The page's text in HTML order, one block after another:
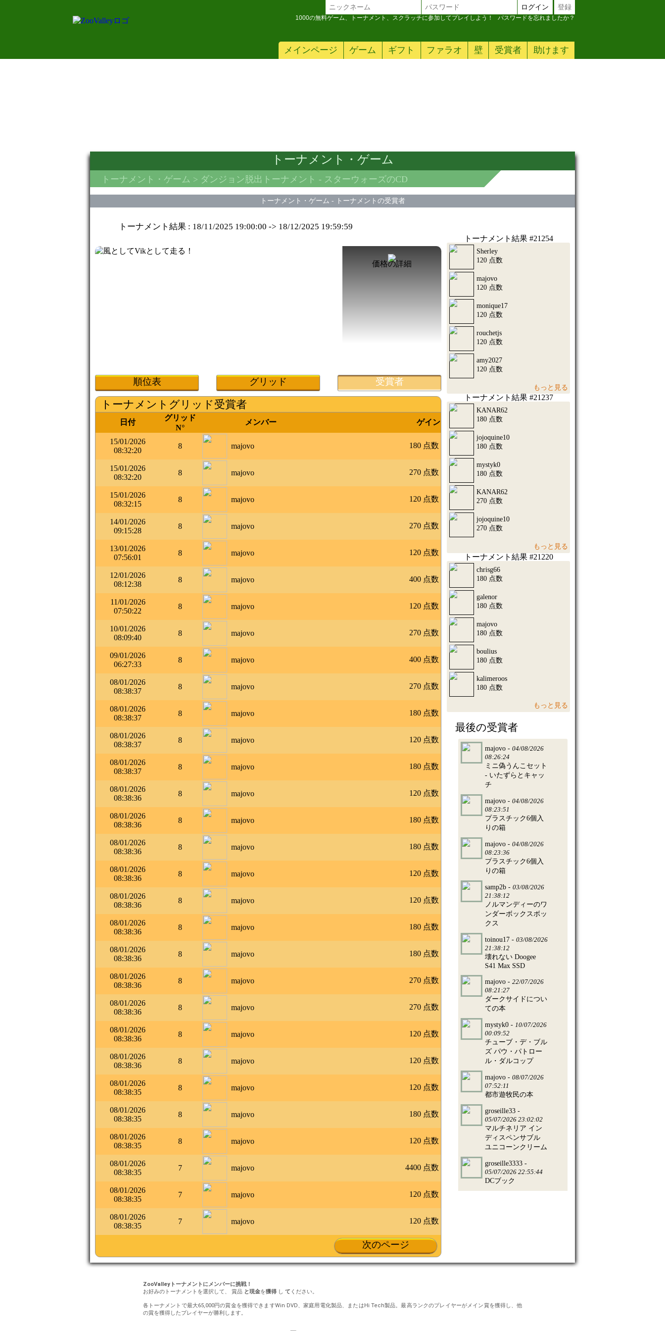
メインページ ゲーム ギフト ファラオ 壁 受賞者 助けます
ログイン 登録
1000の無料ゲーム、トーナメント、スクラッチに参加してプレイしよう！ パスワードを忘れましたか？
トーナメント・ゲーム
トーナメント・ゲーム > ダンジョン脱出トーナメント - スターウォーズのCD
トーナメント・ゲーム - トーナメントの受賞者
トーナメント結果 : 18/11/2025 19:00:00 -> 18/12/2025 19:59:59
価格の詳細
順位表 グリッド 受賞者
トーナメントグリッド受賞者
日付
グリッド
N°
メンバー ゲイン
15/01/2026
08:32:20
8 majovo 180 点数
15/01/2026
08:32:20
8 majovo 270 点数
15/01/2026
08:32:15
8 majovo 120 点数
14/01/2026
09:15:28
8 majovo 270 点数
13/01/2026
07:56:01
8 majovo 120 点数
12/01/2026
08:12:38
8 majovo 400 点数
11/01/2026
07:50:22
8 majovo 120 点数
10/01/2026
08:09:40
8 majovo 270 点数
09/01/2026
06:27:33
8 majovo 400 点数
08/01/2026
08:38:37
8 majovo 270 点数
08/01/2026
08:38:37
8 majovo 180 点数
08/01/2026
08:38:37
8 majovo 120 点数
08/01/2026
08:38:37
8 majovo 180 点数
08/01/2026
08:38:36
8 majovo 120 点数
08/01/2026
08:38:36
8 majovo 180 点数
08/01/2026
08:38:36
8 majovo 180 点数
08/01/2026
08:38:36
8 majovo 120 点数
08/01/2026
08:38:36
8 majovo 120 点数
08/01/2026
08:38:36
8 majovo 180 点数
08/01/2026
08:38:36
8 majovo 180 点数
08/01/2026
08:38:36
8 majovo 270 点数
08/01/2026
08:38:36
8 majovo 270 点数
08/01/2026
08:38:36
8 majovo 120 点数
08/01/2026
08:38:36
8 majovo 120 点数
08/01/2026
08:38:35
8 majovo 120 点数
08/01/2026
08:38:35
8 majovo 180 点数
08/01/2026
08:38:35
8 majovo 120 点数
08/01/2026
08:38:35
7 majovo 4400 点数
08/01/2026
08:38:35
7 majovo 120 点数
08/01/2026
08:38:35
7 majovo 120 点数
次のページ
トーナメント結果 #21254
Sherley
120 点数
majovo
120 点数
monique17
120 点数
rouchetjs
120 点数
amy2027
120 点数
もっと見る
トーナメント結果 #21237
KANAR62
180 点数
jojoquine10
180 点数
mystyk0
180 点数
KANAR62
270 点数
jojoquine10
270 点数
もっと見る
トーナメント結果 #21220
chrisg66
180 点数
galenor
180 点数
majovo
180 点数
boulius
180 点数
kalimeroos
180 点数
もっと見る
最後の受賞者
majovo - 04/08/2026
08:26:24
ミニ偽うんこセット
- いたずらとキャッ
チ
majovo - 04/08/2026
08:23:51
プラスチック6個入
りの箱
majovo - 04/08/2026
08:23:36
プラスチック6個入
りの箱
samp2b - 03/08/2026
21:38:12
ノルマンディーのワ
ンダーボックスボッ
クス
toinou17 - 03/08/2026
21:38:12
壊れない Doogee
S41 Max SSD
majovo - 22/07/2026
08:21:27
ダークサイドについ
ての本
mystyk0 - 10/07/2026
00:09:52
チューブ・デ・ブル
ズ パウ・パトロー
ル・ダルコップ
majovo - 08/07/2026
07:52:11
都市遊牧民の本
groseille33 -
05/07/2026 23:02:02
マルチネリア イン
ディスペンサブル
ユニコーンクリーム
groseille3333 -
05/07/2026 22:55:44
DCブック
ZooValleyトーナメントにメンバーに挑戦！
お好みのトーナメントを選択して、 賞品 と現金を獲得し て ください。
各トーナメントで最大65,000円の賞金を獲得できますWin DVD、家庭用電化製品、またはHi Tech製品。最高ランクのプレイヤーがメイン賞を獲得し、他
の賞を獲得したプレイヤーが勝利します。